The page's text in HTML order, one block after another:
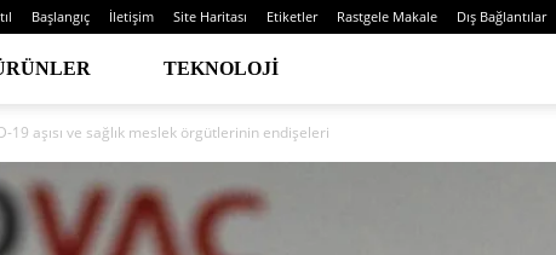
Başlangıç İletişim Site Haritası Etiketler Rastgele Makale Dış Bağlantılar
TEKNOLOJI
19 aşısı ve sağlık meslek örgütlerinin endişeleri